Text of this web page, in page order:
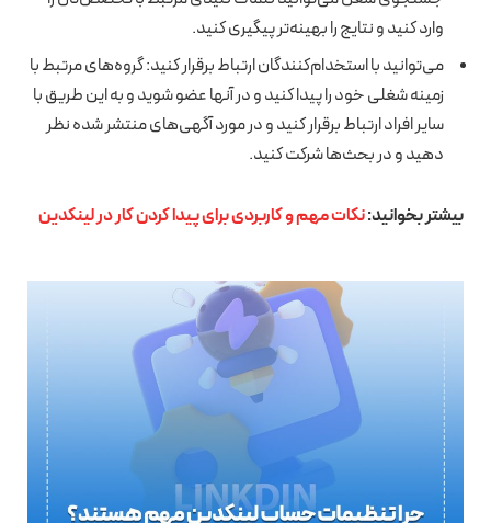
وارد کنید و نتایج را بهینه‌تر پیگیری کنید.
می‌توانید با استخدام‌کنندگان ارتباط برقرار کنید: گروه‌های مرتبط با
زمینه شغلی خود را پیدا کنید و در آنها عضو شوید و به این طریق با
سایر افراد ارتباط برقرار کنید و در مورد آگهی‌های منتشر شده نظر
دهید و در بحث‌ها شرکت کنید.
بیشتر بخوانید:نکات مهم و کاربردی برای پیدا کردن کار در لینکدین